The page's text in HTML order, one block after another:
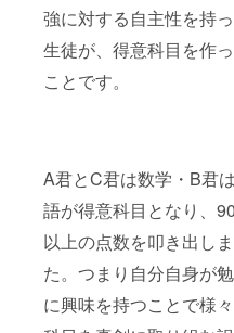
強に対する自主性を持
生徒が、得意科目を作
ことです。
A君とC君は数学・B君
語が得意科目となり、
以上の点数を叩き出し
た。つまり自分自身が
に興味を持つことで様